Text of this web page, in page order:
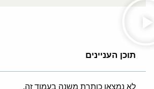
תוכן העניינים
לא נמצאו כותרת משנה בעמוד זה.